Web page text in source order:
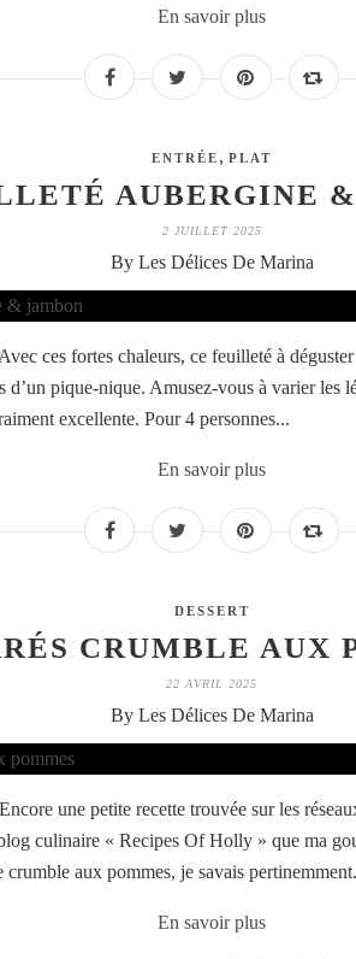
En savoir plus
ENTRÉE , PLAT
AUBERGINE
2 JUILLET 2025
By Les Délices De Marina
ces fortes chaleurs, ce feuilleté à
d’un pique-nique. Amusez-vous à varier les
excellente. Pour 4 personnes...
En savoir plus
DESSERT
CRUMBLE AUX
22 AVRIL 2025
By Les Délices De Marina
une petite recette trouvée sur les
culinaire « Recipes Of Holly » que ma
crumble aux pommes, je savais
En savoir plus